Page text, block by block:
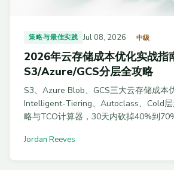
策略与最佳实践 Jul 08, 2026 中级
2026年云存储成本优化实战指
S3/Azure/GCS分层全攻略
S3、Azure Blob、GCS三大云存储成本
Intelligent-Tiering、Autoclass、Cold
略与TCO计算器，30天内砍掉40%到
Jordan Reeves